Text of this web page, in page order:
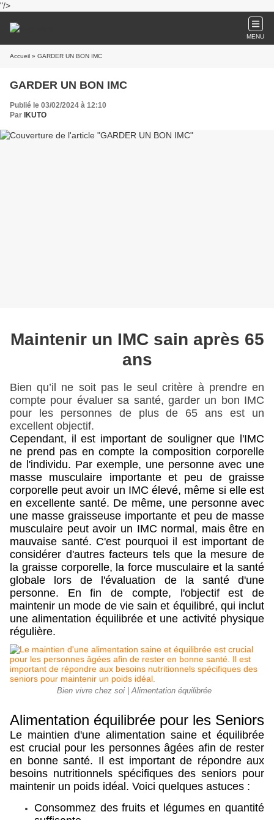
"/>
MENU
Accueil » GARDER UN BON IMC
GARDER UN BON IMC
Publié le 03/02/2024 à 12:10
Par IKUTO
Maintenir un IMC sain après 65
ans
Bien qu’il ne soit pas le seul critère à prendre en
compte pour évaluer sa santé, garder un bon IMC
pour les personnes de plus de 65 ans est un
excellent objectif.
Cependant, il est important de souligner que l'IMC
ne prend pas en compte la composition corporelle
de l'individu. Par exemple, une personne avec une
masse musculaire importante et peu de graisse
corporelle peut avoir un IMC élevé, même si elle est
en excellente santé. De même, une personne avec
une masse graisseuse importante et peu de masse
musculaire peut avoir un IMC normal, mais être en
mauvaise santé. C'est pourquoi il est important de
considérer d'autres facteurs tels que la mesure de
la graisse corporelle, la force musculaire et la santé
globale lors de l'évaluation de la santé d'une
personne. En fin de compte, l'objectif est de
maintenir un mode de vie sain et équilibré, qui inclut
une alimentation équilibrée et une activité physique
régulière.
Bien vivre chez soi | Alimentation équilibrée
Alimentation équilibrée pour les Seniors
Le maintien d'une alimentation saine et équilibrée
est crucial pour les personnes âgées afin de rester
en bonne santé. Il est important de répondre aux
besoins nutritionnels spécifiques des seniors pour
maintenir un poids idéal. Voici quelques astuces :
Consommez des fruits et légumes en quantité